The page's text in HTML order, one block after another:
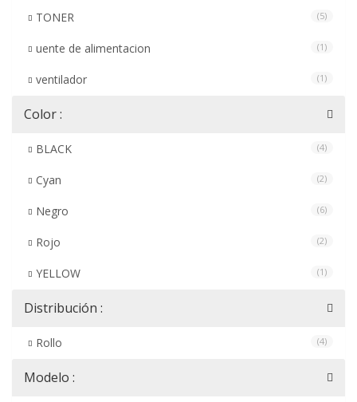
TONER (5)
uente de alimentacion (1)
ventilador (1)
Color :
BLACK (4)
Cyan (2)
Negro (6)
Rojo (2)
YELLOW (1)
Distribución :
Rollo (4)
Modelo :